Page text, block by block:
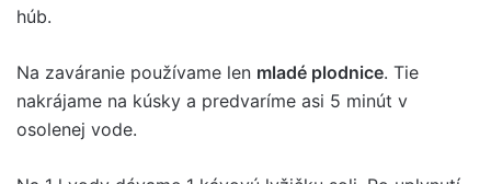
húb.
Na zaváranie používame len mladé plodnice. Tie
nakrájame na kúsky a predvaríme asi 5 minút v
osolenej vode.